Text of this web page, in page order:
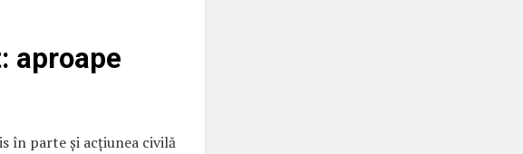
aproape
în parte și acțiunea civilă